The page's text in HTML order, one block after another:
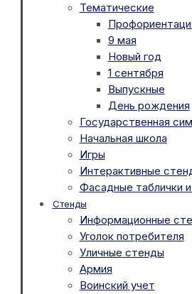
Тематические
9 мая
Новый год
1 сентября
Выпускные
День рождения
Государственная
Начальная школа
Игры
Интерактивные
Фасадные таблички
Стенды
Информационные
Уголок потребителя
Уличные стенды
Армия
Воинский учет